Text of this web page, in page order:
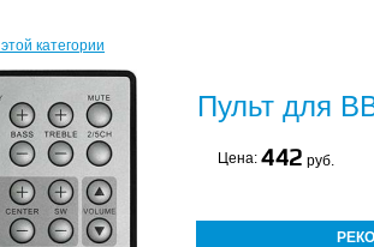
категории
Пульт для
Цена: 442 руб.